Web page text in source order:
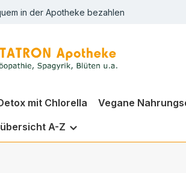
in der Apotheke bezahlen
mit Chlorella Vegane
A-Z